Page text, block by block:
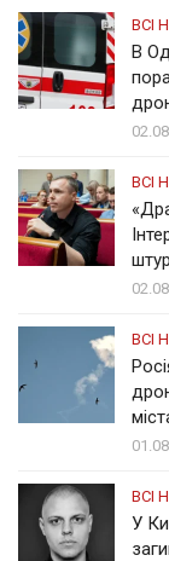
ВСІ
В
ВСІ
ВСІ
ВСІ
У